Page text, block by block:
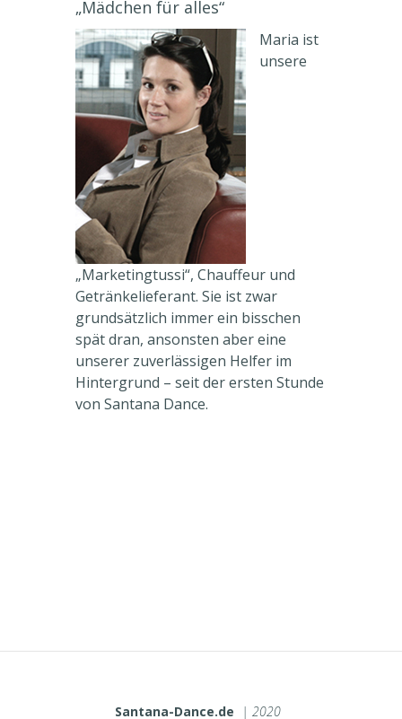
„Mädchen für alles“
Maria ist
unsere
„Marketingtussi“, Chauffeur und
Getränkelieferant. Sie ist zwar
grundsätzlich immer ein bisschen
spät dran, ansonsten aber eine
unserer zuverlässigen Helfer im
Hintergrund – seit der ersten Stunde
von Santana Dance.
Santana-Dance.de | 2020